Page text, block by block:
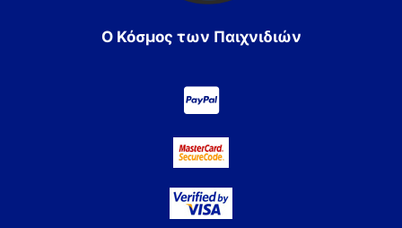
Ο Κόσμος των Παιχνιδιών